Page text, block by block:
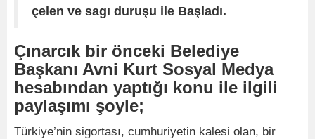
çelen ve sagı duruşu ile Başladı.
Çınarcık bir önceki Belediye
Başkanı Avni Kurt Sosyal Medya
hesabından yaptığı konu ile ilgili
paylaşımı şoyle;
Türkiye’nin sigortası, cumhuriyetin kalesi olan, bir